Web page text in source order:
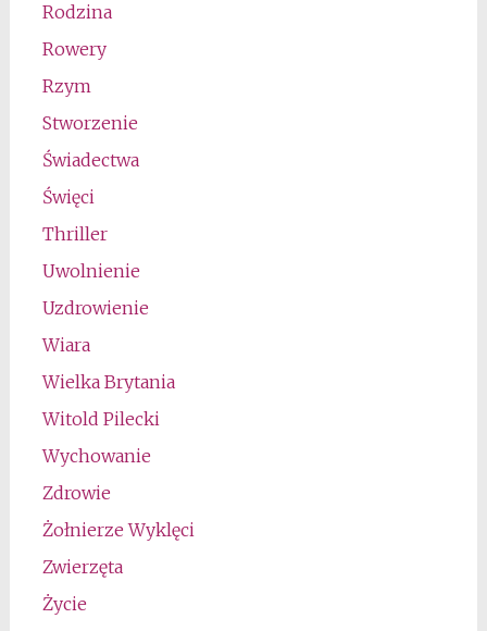
Rodzina
Rowery
Rzym
Stworzenie
Świadectwa
Święci
Thriller
Uwolnienie
Uzdrowienie
Wiara
Wielka Brytania
Witold Pilecki
Wychowanie
Zdrowie
Żołnierze Wyklęci
Zwierzęta
Życie